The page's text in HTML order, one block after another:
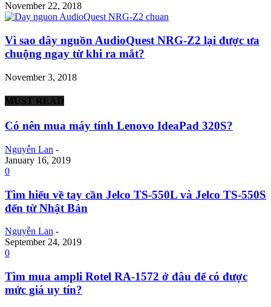
November 22, 2018
Vì sao dây nguồn AudioQuest NRG-Z2 lại được ưa
chuộng ngay từ khi ra mắt?
November 3, 2018
MUST READ
Có nên mua máy tính Lenovo IdeaPad 320S?
Nguyễn Lan -
January 16, 2019
0
Tìm hiểu về tay cần Jelco TS-550L và Jelco TS-550S
đến từ Nhật Bản
Nguyễn Lan -
September 24, 2019
0
Tìm mua ampli Rotel RA-1572 ở đâu để có được
mức giá uy tín?